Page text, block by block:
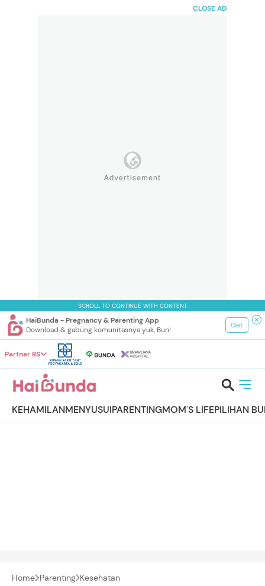
CLOSE AD
SCROLL TO CONTINUE WITH CONTENT
HaiBunda - Pregnancy & Parenting App
Download & gabung komunitasnya yuk, Bun!
Get
Partner RS
KEHAMILANMENYUSUIPARENTINGMOM'S LIFEPILIHAN
Home Parenting Kesehatan